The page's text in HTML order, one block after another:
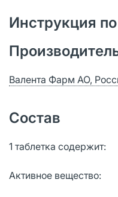
Инструкция
Валента Фарм АО,
Состав
1 таблетка содержит:
Активное вещество: